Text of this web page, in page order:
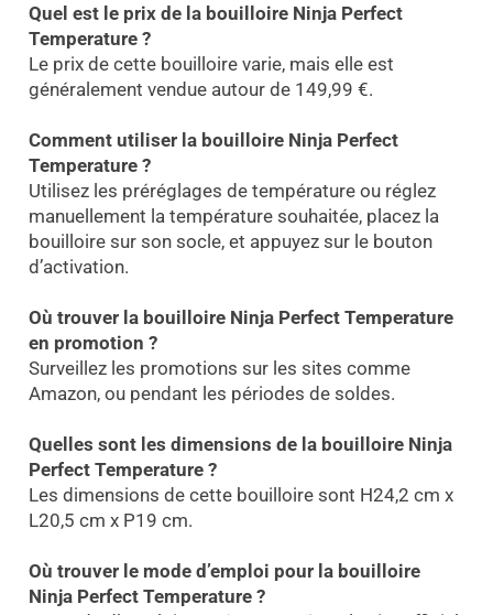
Quel est le prix de la bouilloire Ninja Perfect
Temperature ?
Le prix de cette bouilloire varie, mais elle est
généralement vendue autour de 149,99 €.
Comment utiliser la bouilloire Ninja Perfect
Temperature ?
Utilisez les préréglages de température ou réglez
manuellement la température souhaitée, placez la
bouilloire sur son socle, et appuyez sur le bouton
d’activation.
Où trouver la bouilloire Ninja Perfect Temperature
en promotion ?
Surveillez les promotions sur les sites comme
Amazon, ou pendant les périodes de soldes.
Quelles sont les dimensions de la bouilloire Ninja
Perfect Temperature ?
Les dimensions de cette bouilloire sont H24,2 cm x
L20,5 cm x P19 cm.
Où trouver le mode d’emploi pour la bouilloire
Ninja Perfect Temperature ?